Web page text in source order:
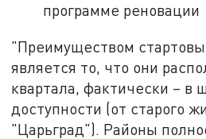
программе реновации
"Преимуществом
является то, что они
квартала, фактически – в
доступности (от старого
"Царьград"). Районы